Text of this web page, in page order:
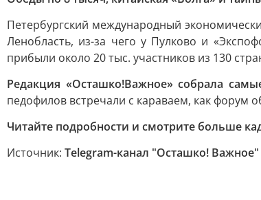
Петербургский международный
Ленобласть, из-за чего у Пулково и
прибыли около 20 тыс. участников из 130
Редакция «Осташко!Важное» собрала
педофилов встречали с караваем, как форум
Читайте подробности и смотрите больше
Источник: Telegram-канал "Осташко! Важное"